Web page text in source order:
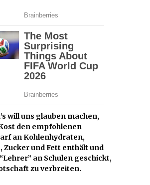
will uns glauben machen,
den empfohlenen
an Kohlenhydraten,
Zucker und Fett enthält und
an Schulen geschickt,
zu verbreiten.